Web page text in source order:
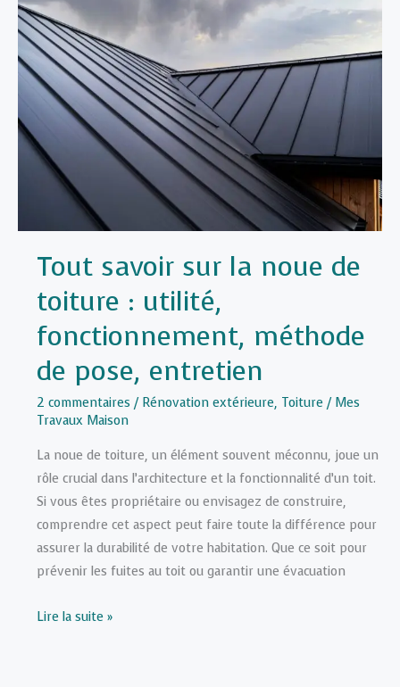
Matériaux
d’Isolation
de
la
Toiture
Guide
pour
Tout savoir sur la noue de
toiture : utilité,
fonctionnement, méthode
de pose, entretien
2 commentaires / Rénovation extérieure, Toiture / Mes
Travaux Maison
La noue de toiture, un élément souvent méconnu, joue un
rôle crucial dans l’architecture et la fonctionnalité d’un toit.
Si vous êtes propriétaire ou envisagez de construire,
comprendre cet aspect peut faire toute la différence pour
assurer la durabilité de votre habitation. Que ce soit pour
prévenir les fuites au toit ou garantir une évacuation
Tout
Lire la suite »